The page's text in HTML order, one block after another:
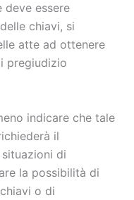
deve essere
chiavi, si
atte ad ottenere
pregiudizio
indicare che tale
il
di
la possibilità di
o di